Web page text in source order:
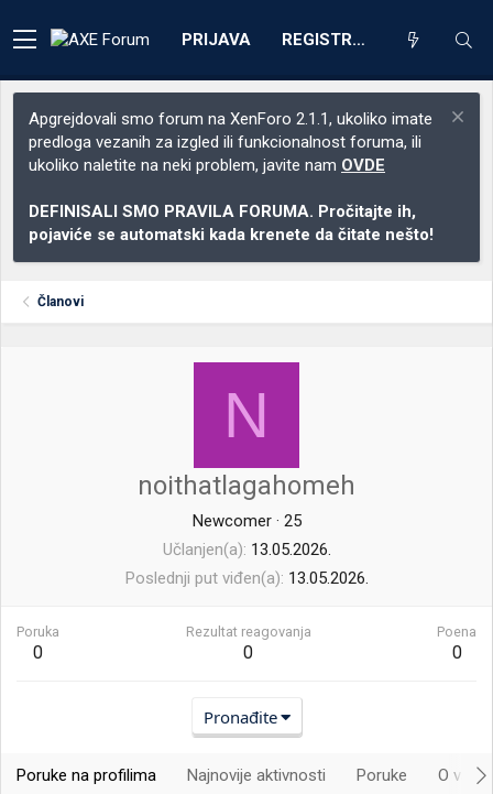
PRIJAVA REGISTRACIJA
Apgrejdovali smo forum na XenForo 2.1.1, ukoliko imate
predloga vezanih za izgled ili funkcionalnost foruma, ili
ukoliko naletite na neki problem, javite nam OVDE
DEFINISALI SMO PRAVILA FORUMA. Pročitajte ih,
pojaviće se automatski kada krenete da čitate nešto!
Članovi
N
noithatlagahomeh
Newcomer · 25
Učlanjen(a) 13.05.2026.
Poslednji put viđen(a) 13.05.2026.
Poruka
0
Rezultat reagovanja
0
Poena
0
Pronađite
Poruke na profilima Najnovije aktivnosti Poruke O